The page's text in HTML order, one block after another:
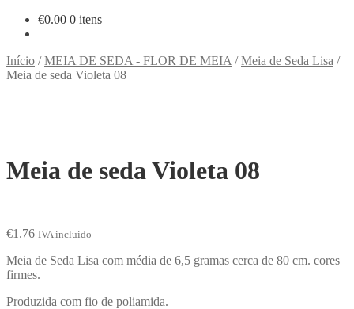
€0.00 0 itens
Início /MEIA DE SEDA - FLOR DE MEIA /Meia de Seda Lisa /
Meia de seda Violeta 08
Meia de seda Violeta 08
€1.76 IVA incluido
Meia de Seda Lisa com média de 6,5 gramas cerca de 80 cm. cores
firmes.
Produzida com fio de poliamida.